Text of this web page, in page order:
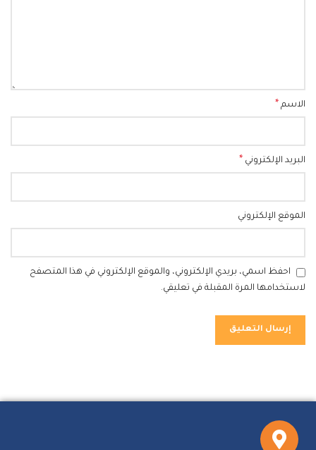
الاسم *
البريد الإلكتروني *
الموقع الإلكتروني
احفظ اسمي، بريدي الإلكتروني، والموقع الإلكتروني في هذا المتصفح
لاستخدامها المرة المقبلة في تعليقي.